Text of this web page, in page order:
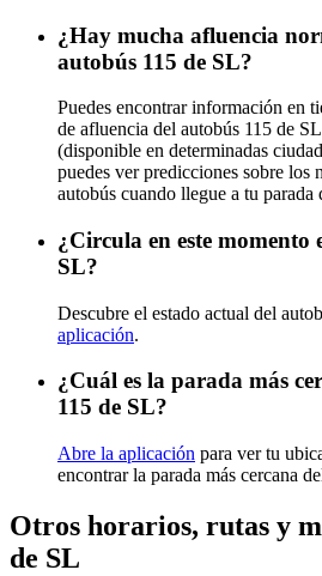
¿Hay mucha afluencia
autobús 115 de SL?
Puedes encontrar información en
de afluencia del autobús 115 de SL
(disponible en determinadas
puedes ver predicciones sobre los
autobús cuando llegue a tu parada
¿Circula en este momento
SL?
Descubre el estado actual del
aplicación.
¿Cuál es la parada más
115 de SL?
Abre la aplicación para ver tu
encontrar la parada más cercana
Otros horarios, rutas y
de SL